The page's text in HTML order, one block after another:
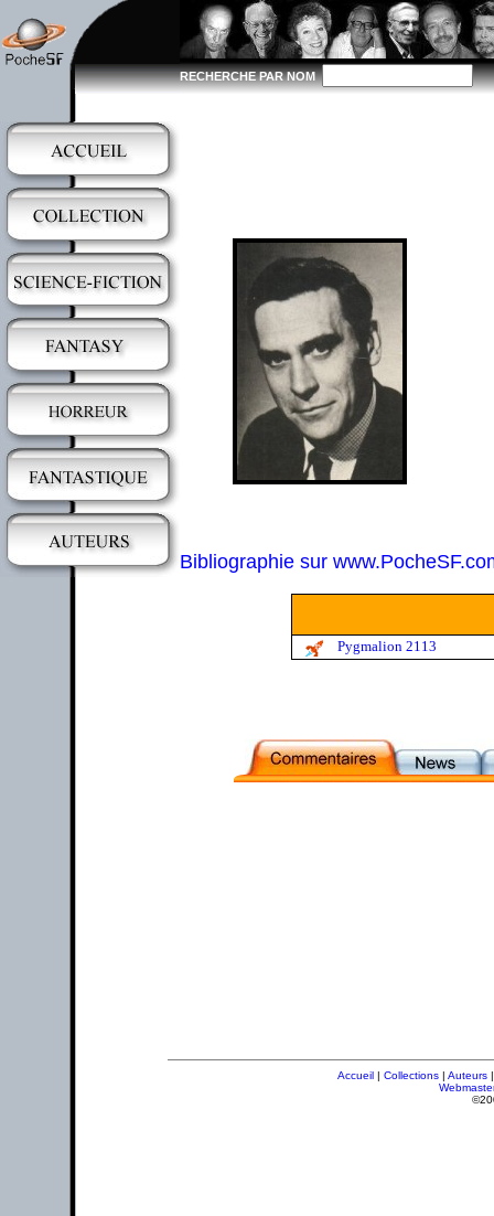
RECHERCHE PAR NOM
Bibliographie sur
Pygmalion 2113
Accueil | Collections | Auteurs